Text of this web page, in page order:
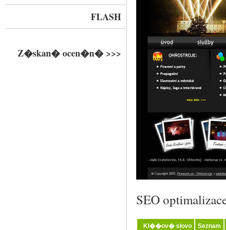
FLASH
Z�skan� ocen�n� >>>
SEO
Kl��ov� slovo Seznam